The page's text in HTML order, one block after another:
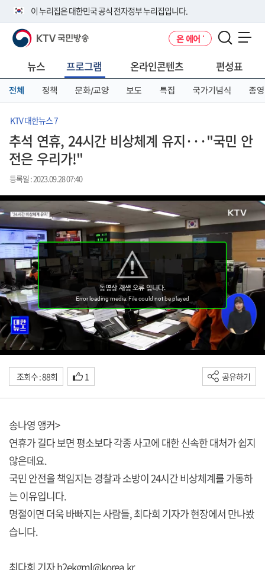
이 누리집은 대한민국 공식 전자정부 누리집입니다.
공식 누리집 주소 확인하기
니다.
이밖에 or.kr 또는 .kr등 다른 도메인 주소를 사용하고 있다면 아래 URL에
서 도메인 주소를 확인해 보세요
KTV 국민방송 온 에어
뉴스 프로그램 온라인콘텐츠 편성표
전체 정책 문화/교양 보도 특집 국가기념식 종영
KTV 대한뉴스 7
추석 연휴, 24시간 비상체계 유지···"국민 안
전은 우리가!"
등록일 : 2023.09.28 07:40
조회수 : 88회 1 공유하기
송나영 앵커>
연휴가 길다 보면 평소보다 각종 사고에 대한 신속한 대처가 쉽지
않은데요.
국민 안전을 책임지는 경찰과 소방이 24시간 비상체계를 가동하
는 이유입니다.
명절이면 더욱 바빠지는 사람들, 최다희 기자가 현장에서 만나봤
습니다.
최다희 기자 h2ekgml@korea.kr